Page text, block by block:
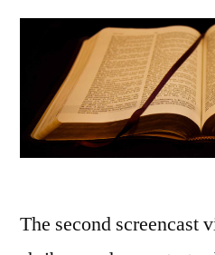
The second screencast